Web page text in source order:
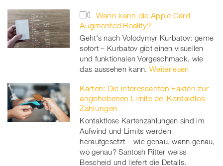
Wann kann die Apple Card
Augmented Reality?
Geht's nach Volodymyr Kurbatov: gerne
sofort – Kurbatov gibt einen visuellen
und funktionalen Vorgeschmack, wie
das aussehen kann. Weiterlesen
Karten: Die interessanten Fakten zur
angehobenen Limite bei Kontaktlos-
Zahlungen
Kontaktlose Kartenzahlungen sind im
Aufwind und Limits werden
heraufgesetzt – wie genau, wann genau,
wo genau? Santosh Ritter weiss
Bescheid und liefert die Details.